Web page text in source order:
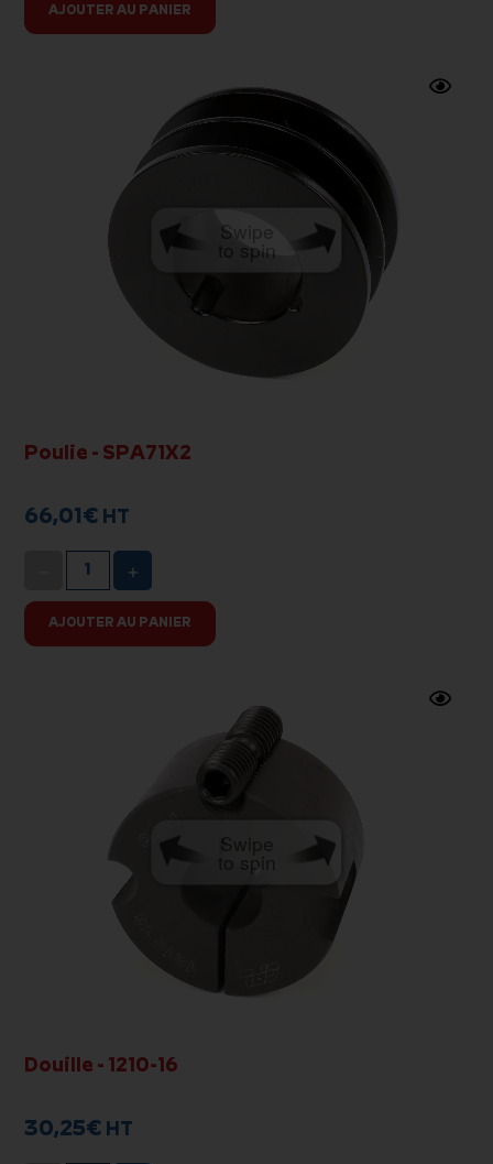
AJOUTER AU PANIER
Swipe
to spin
Poulie - SPA71X2
66,01€ HT
+
AJOUTER AU PANIER
Swipe
to spin
Douille - 1210-16
30,25€ HT